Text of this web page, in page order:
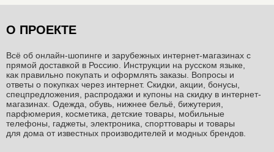
О ПРОЕКТЕ
Всё об онлайн-шопинге и зарубежных интернет-магазинах c
прямой доставкой в Россию. Инструкции на русском языке,
как правильно покупать и оформлять заказы. Вопросы и
ответы о покупках через интернет. Скидки, акции, бонусы,
спецпредложения, распродажи и купоны на скидку в интернет-
магазинах. Одежда, обувь, нижнее бельё, бижутерия,
парфюмерия, косметика, детские товары, мобильные
телефоны, гаджеты, электроника, спорттовары и товары
для дома от известных производителей и модных брендов.